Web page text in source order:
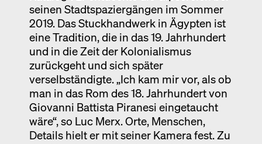
seinen Stadtspaziergängen im Sommer
2019. Das Stuckhandwerk in Ägypten ist
eine Tradition, die in das 19. Jahrhundert
und in die Zeit der Kolonialismus
zurückgeht und sich später
verselbständigte. „Ich kam mir vor, als ob
man in das Rom des 18. Jahrhundert von
Giovanni Battista Piranesi eingetaucht
wäre“, so Luc Merx. Orte, Menschen,
Details hielt er mit seiner Kamera fest. Zu